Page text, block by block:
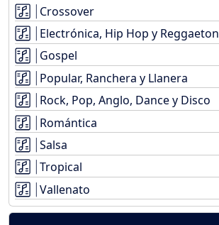
Crossover
Electrónica, Hip Hop y Reggaeton
Gospel
Popular, Ranchera y Llanera
Rock, Pop, Anglo, Dance y Disco
Romántica
Salsa
Tropical
Vallenato